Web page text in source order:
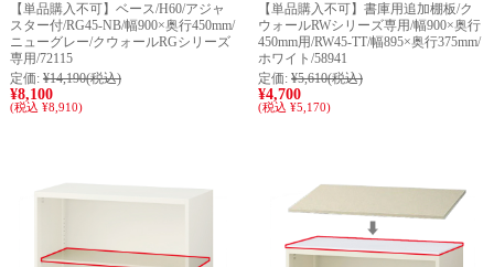
【単品購入不可】ベース/H60/アジャ
スター付/RG45-NB/幅900×奥行450mm/
ニューグレー/クウォールRGシリーズ
専用/72115
定価: ¥14,190(税込)
¥8,100
(税込 ¥8,910)
【単品購入不可】書庫用追加棚板/ク
ウォールRWシリーズ専用/幅900×奥行
450mm用/RW45-TT/幅895×奥行375mm/
ホワイト/58941
定価: ¥5,610(税込)
¥4,700
(税込 ¥5,170)